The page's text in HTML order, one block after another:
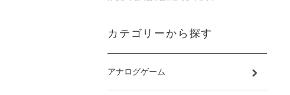
カテゴリーから探す
アナログゲーム